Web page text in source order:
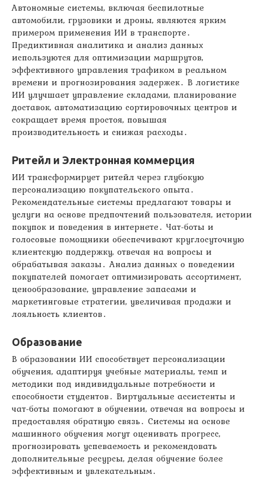
Автономные системы, включая беспилотные
автомобили, грузовики и дроны, являются ярким
примером применения ИИ в транспорте․
Предиктивная аналитика и анализ данных
используются для оптимизации маршрутов,
эффективного управления трафиком в реальном
времени и прогнозирования задержек․ В логистике
ИИ улучшает управление складами, планирование
доставок, автоматизацию сортировочных центров и
сокращает время простоя, повышая
производительность и снижая расходы․
Ритейл и Электронная коммерция
ИИ трансформирует ритейл через глубокую
персонализацию покупательского опыта․
Рекомендательные системы предлагают товары и
услуги на основе предпочтений пользователя, истории
покупок и поведения в интернете․ Чат-боты и
голосовые помощники обеспечивают круглосуточную
клиентскую поддержку, отвечая на вопросы и
обрабатывая заказы․ Анализ данных о поведении
покупателей помогает оптимизировать ассортимент,
ценообразование, управление запасами и
маркетинговые стратегии, увеличивая продажи и
лояльность клиентов․
Образование
В образовании ИИ способствует персонализации
обучения, адаптируя учебные материалы, темп и
методики под индивидуальные потребности и
способности студентов․ Виртуальные ассистенты и
чат-боты помогают в обучении, отвечая на вопросы и
предоставляя обратную связь․ Системы на основе
машинного обучения могут оценивать прогресс,
прогнозировать успеваемость и рекомендовать
дополнительные ресурсы, делая обучение более
эффективным и увлекательным․